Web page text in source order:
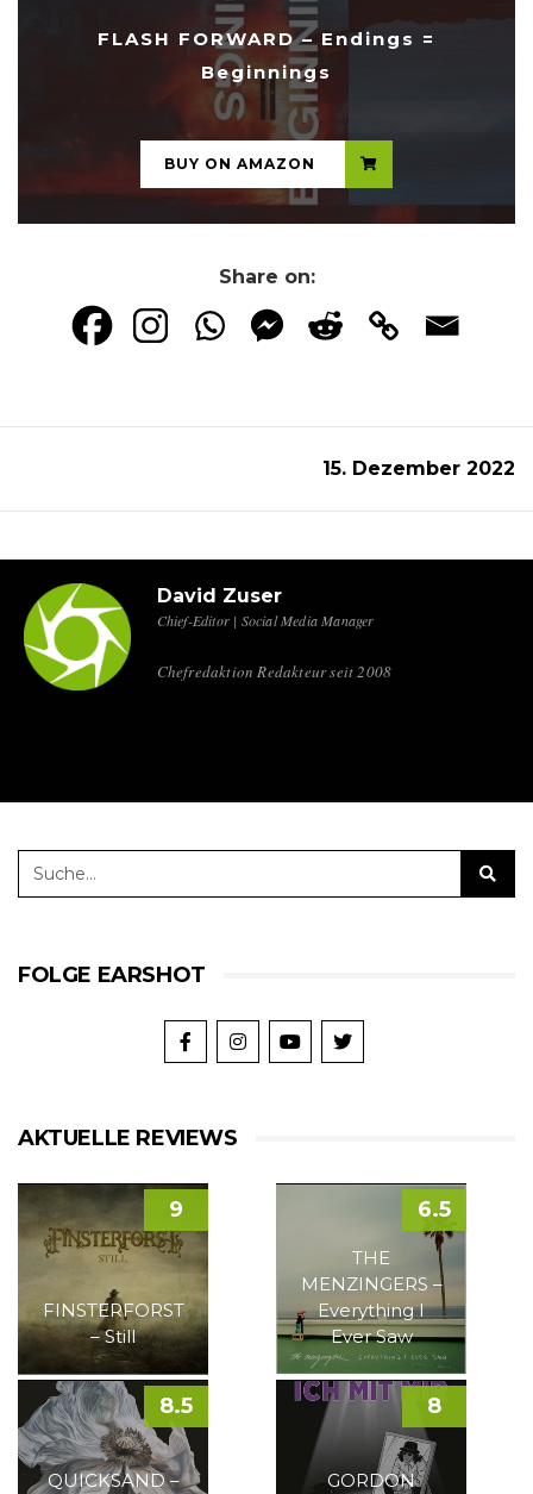
FLASH FORWARD – Endings =
Beginnings
...
BUY ON AMAZON
Share on:
15. Dezember 2022
David Zuser
Chief-Editor | Social Media Manager
Chefredaktion Redakteur seit 2008
FOLGE EARSHOT
AKTUELLE REVIEWS
FINSTERFORST
– Still
9
THE
MENZINGERS –
Everything I
Ever Saw
6.5
QUICKSAND –
8.5
GORDON
8